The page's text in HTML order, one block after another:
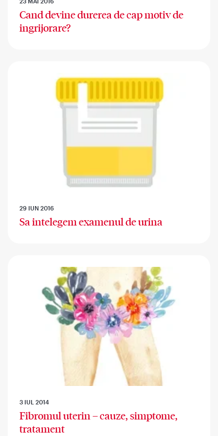
Cand devine durerea de cap motiv de
ingrijorare?
29 IUN 2016
Sa intelegem examenul de urina
3 IUL 2014
Fibromul uterin – cauze, simptome,
tratament